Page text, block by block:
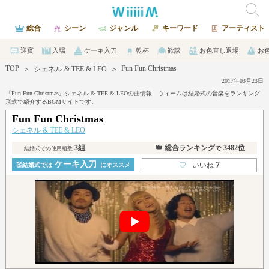
総合 シーン ジャンル キーワード アーティスト
迎賓 入場 ケーキ入刀 乾杯 歓談 お色直し退場 お
TOP ＞ シェネル & TEE & LEO ＞ Fun Fun Christmas
2017年03月23日
『Fun Fun Christmas』シェネル & TEE & LEOの曲情報 ウィームは結婚式の音楽をランキング
形式で紹介するBGMサイトです。
Fun Fun Christmas
シェネル & TEE & LEO
結婚式での使用組数3組 👑 総合ランキングで 3482位
💒結婚式ではケーキ入刀 にオススメ ♡ いいね7